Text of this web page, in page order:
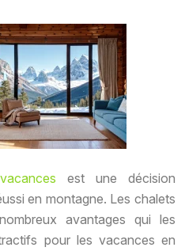
est une décision
en montagne. Les chalets
avantages qui les
pour les vacances en